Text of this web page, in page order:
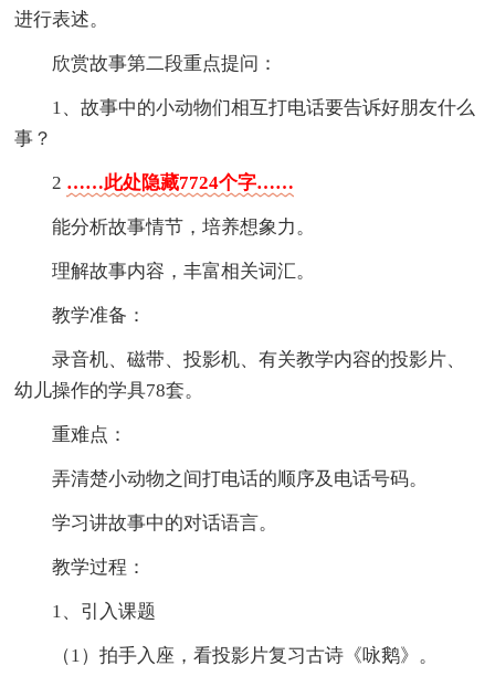
进行表述。
欣赏故事第二段重点提问：
1、故事中的小动物们相互打电话要告诉好朋友什么
事？
2 ……此处隐藏7724个字……
能分析故事情节，培养想象力。
理解故事内容，丰富相关词汇。
教学准备：
录音机、磁带、投影机、有关教学内容的投影片、
幼儿操作的学具78套。
重难点：
弄清楚小动物之间打电话的顺序及电话号码。
学习讲故事中的对话语言。
教学过程：
1、引入课题
（1）拍手入座，看投影片复习古诗《咏鹅》。